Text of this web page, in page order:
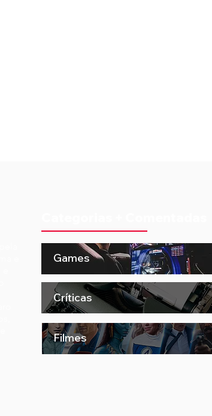
Games
Críticas
Filmes